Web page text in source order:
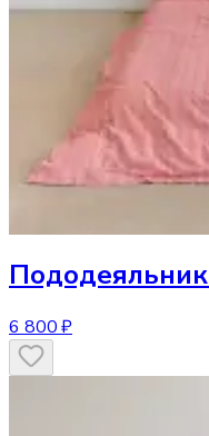
Пододеяльник
6 800 ₽